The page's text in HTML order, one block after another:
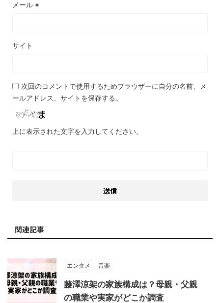
メール ※
サイト
次回のコメントで使用するためブラウザーに自分の名前、メ
ールアドレス、サイトを保存する。
上に表示された文字を入力してください。
関連記事
エンタメ 音楽
藤澤涼架の家族構成は？母親・父親
の職業や実家がどこか調査